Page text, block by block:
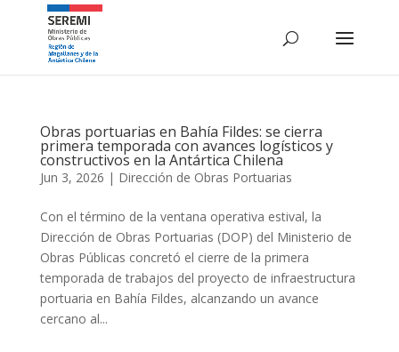
Obras portuarias en Bahía Fildes: se cierra
primera temporada con avances logísticos y
constructivos en la Antártica Chilena
Jun 3, 2026 | Dirección de Obras Portuarias
Con el término de la ventana operativa estival, la
Dirección de Obras Portuarias (DOP) del Ministerio de
Obras Públicas concretó el cierre de la primera
temporada de trabajos del proyecto de infraestructura
portuaria en Bahía Fildes, alcanzando un avance
cercano al...